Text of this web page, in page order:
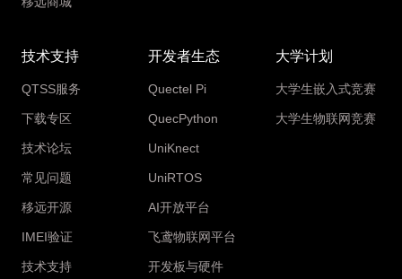
技术支持
QTSS服务
下载专区
技术论坛
常见问题
移远开源
IMEI验证
技术支持
开发者生态
Quectel Pi
QuecPython
UniKnect
UniRTOS
AI开放平台
飞鸢物联网平台
开发板与硬件
大学计划
大学生嵌入式竞赛
大学生物联网竞赛